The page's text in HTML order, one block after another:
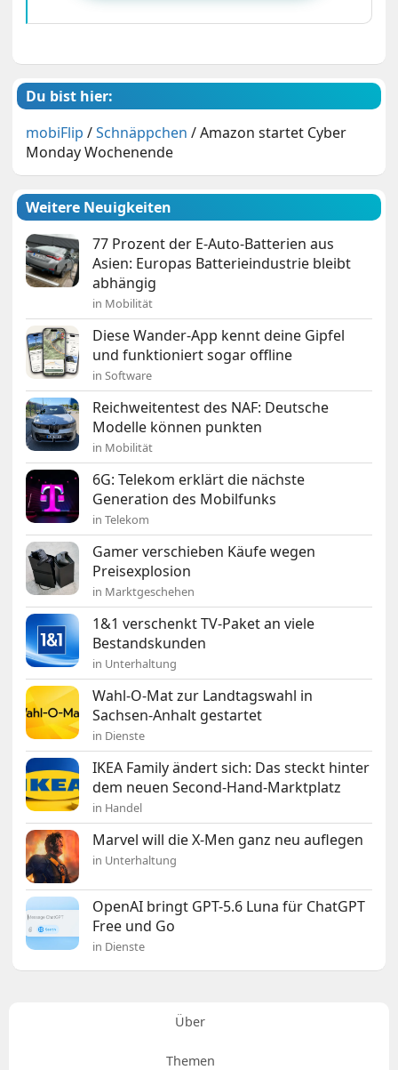
Du bist hier:
mobiFlip /Schnäppchen /Amazon startet Cyber
Monday Wochenende
Weitere Neuigkeiten
77 Prozent der E-Auto-Batterien aus
Asien: Europas Batterieindustrie bleibt
abhängig
in Mobilität
Diese Wander-App kennt deine Gipfel
und funktioniert sogar offline
in Software
Reichweitentest des NAF: Deutsche
Modelle können punkten
in Mobilität
6G: Telekom erklärt die nächste
Generation des Mobilfunks
in Telekom
Gamer verschieben Käufe wegen
Preisexplosion
in Marktgeschehen
1&1 verschenkt TV-Paket an viele
Bestandskunden
in Unterhaltung
Wahl-O-Mat zur Landtagswahl in
Sachsen-Anhalt gestartet
in Dienste
IKEA Family ändert sich: Das steckt hinter
dem neuen Second-Hand-Marktplatz
in Handel
Marvel will die X-Men ganz neu auflegen
in Unterhaltung
OpenAI bringt GPT-5.6 Luna für ChatGPT
Free und Go
in Dienste
Über
Themen